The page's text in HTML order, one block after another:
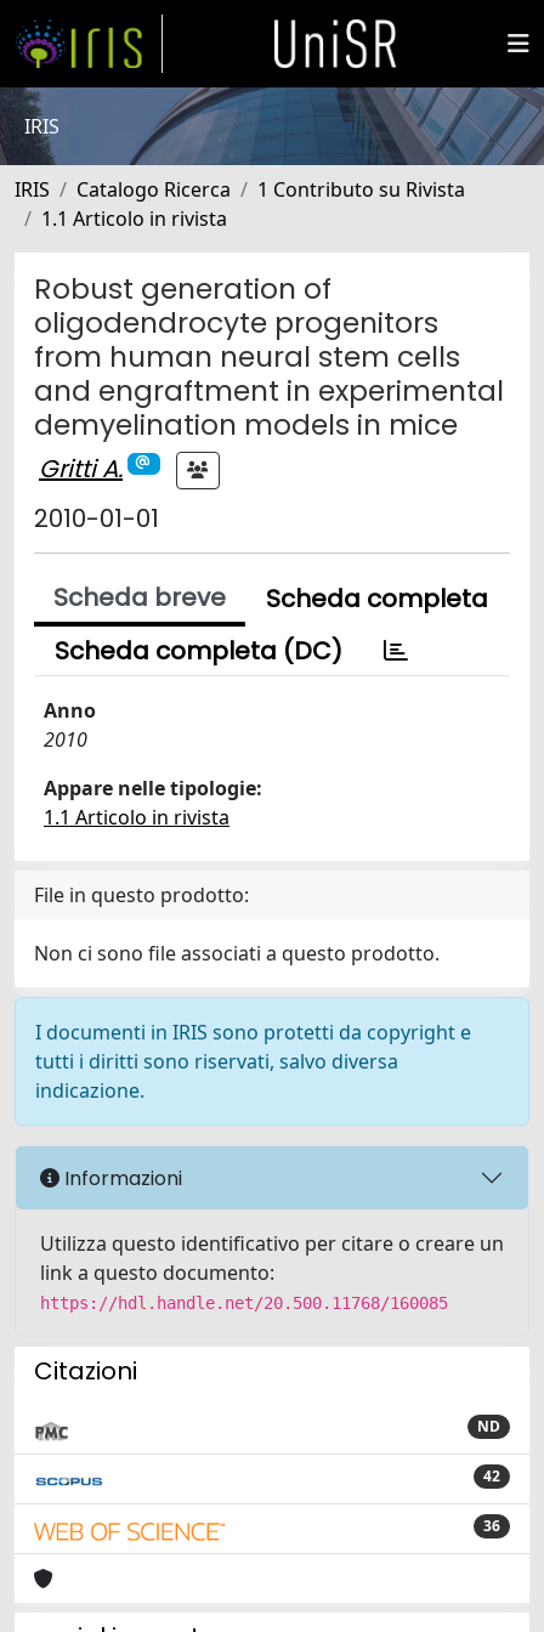
IRIS
IRIS Catalogo Ricerca
1 Contributo su Rivista
1.1 Articolo in rivista
Robust generation of
oligodendrocyte progenitors
from human neural stem cells
and engraftment in experimental
demyelination models in mice
Gritti A.
2010-01-01
Scheda breve
Scheda completa
Scheda completa (DC)
Anno
2010
Appare nelle tipologie:
1.1 Articolo in rivista
File in questo prodotto:
Non ci sono file associati a questo prodotto.
I documenti in IRIS sono protetti da copyright e
tutti i diritti sono riservati, salvo diversa
indicazione.
Informazioni
Utilizza questo identificativo per citare o creare un
link a questo documento:
https://hdl.handle.net/20.500.11768/160085
Citazioni
ND
42
36